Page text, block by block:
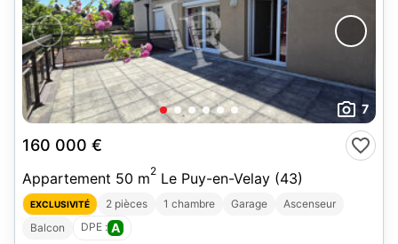
7
160 000 €
Appartement 50 m2 Le Puy-en-Velay (43)
EXCLUSIVITÉ 2 pièces 1 chambre Garage
Ascenseur
Balcon
DPE : A